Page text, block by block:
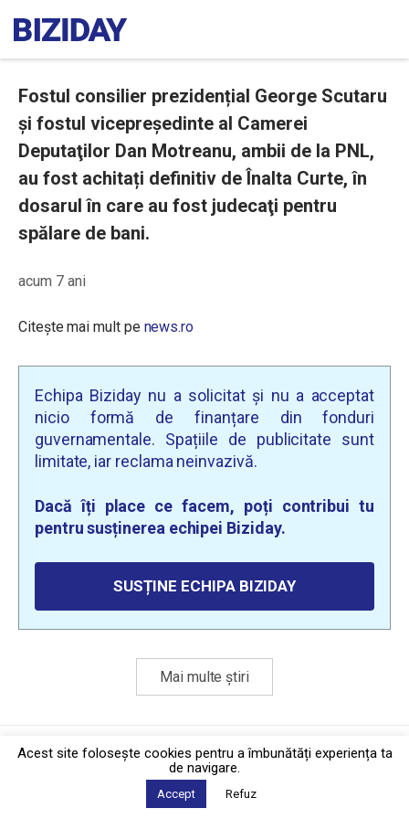
Fostul consilier prezidențial George Scutaru
și fostul vicepreședinte al Camerei
Deputaţilor Dan Motreanu, ambii de la PNL,
au fost achitați definitiv de Înalta Curte, în
dosarul în care au fost judecaţi pentru
spălare de bani.
acum 7 ani
Citește mai mult pe news.ro
Echipa Biziday nu a solicitat și nu a acceptat
nicio formă de finanțare din fonduri
guvernamentale. Spațiile de publicitate sunt
limitate, iar reclama neinvazivă.
Dacă îți place ce facem, poți contribui tu
pentru susținerea echipei Biziday.
SUSȚINE ECHIPA BIZIDAY
Mai multe știri
Politica de confidențialitate·Contact
2026 © Biziday
Acest site foloseşte cookies pentru a îmbunătăți experiența ta
de navigare.
Accept Refuz